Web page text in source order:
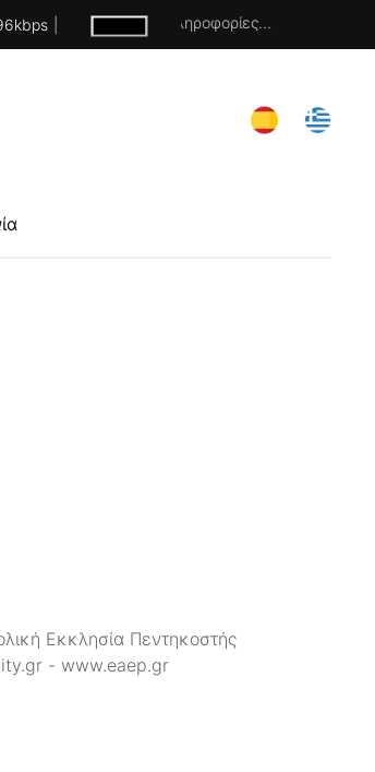
Χωρίς πληροφορίες...
Εκκλησία Πεντηκοστής
- www.eaep.gr